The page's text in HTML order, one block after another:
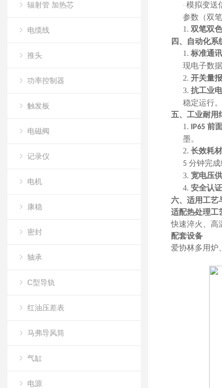
辐射管 加热芯
电缆线
推头
功率控制器
触发板
电磁阀
记录仪
电机
康稳
密封
轴承
C型导轨
红油压差表
马弗导风筒
气缸
电源
· 模拟变送
参数（双
1. 双笔双
四、自动化系
1. 标准通
现电子数
2. 开关量
3. 抗工业
稳定运行。
五、工业耐用
1.
IP65 前
墨。
2. 长效耗
5 分钟完
3. 宽电压
4. 安全认
六、适用工艺
适配热处理工
快速淬火、高
配套设备
爱协林多用炉